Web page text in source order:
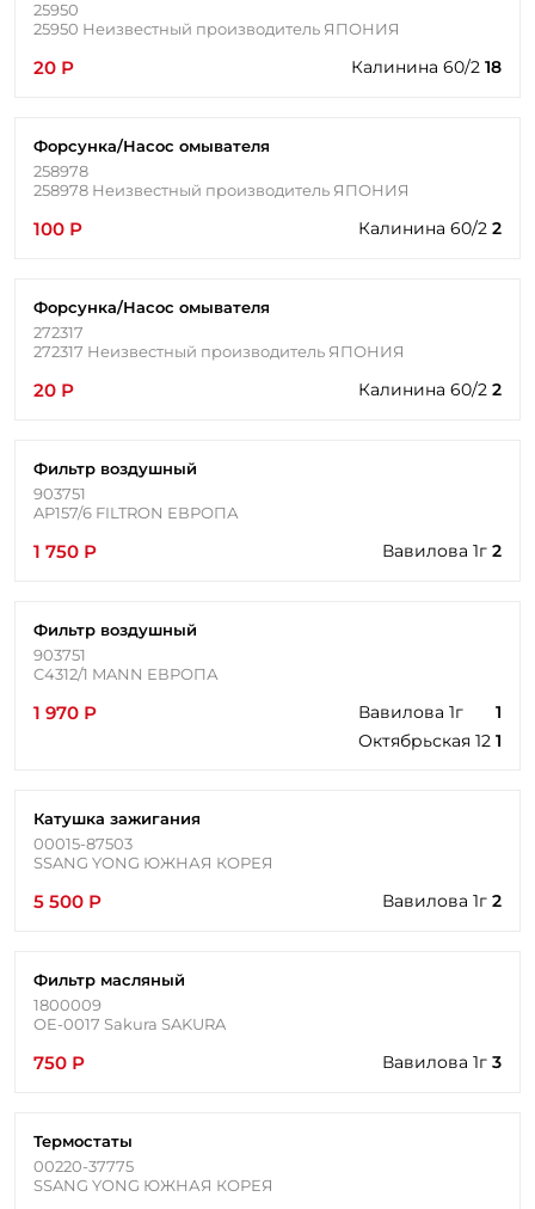
25950
25950 Неизвестный производитель ЯПОНИЯ
20 Р Калинина 60/2 18
Форсунка/Насос омывателя
258978
258978 Неизвестный производитель ЯПОНИЯ
100 Р Калинина 60/2 2
Форсунка/Насос омывателя
272317
272317 Неизвестный производитель ЯПОНИЯ
20 Р Калинина 60/2 2
Фильтр воздушный
903751
AP157/6 FILTRON ЕВРОПА
1 750 Р Вавилова 1г 2
Фильтр воздушный
903751
C4312/1 MANN ЕВРОПА
1 970 Р Вавилова 1г
1
Октябрьская 12 1
Катушка зажигания
00015-87503
SSANG YONG ЮЖНАЯ КОРЕЯ
5 500 Р Вавилова 1г 2
Фильтр масляный
1800009
OE-0017 Sakura SAKURA
750 Р Вавилова 1г 3
Термостаты
00220-37775
SSANG YONG ЮЖНАЯ КОРЕЯ